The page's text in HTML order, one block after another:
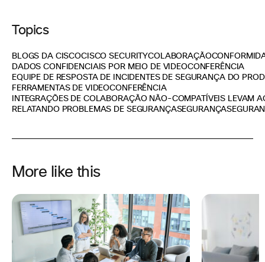
Topics
BLOGS DA CISCOCISCO SECURITYCOLABORAÇÃO
DADOS CONFIDENCIAIS POR MEIO DE VIDEOCONFERÊNCIA
EQUIPE DE RESPOSTA DE INCIDENTES DE SEGURANÇA DO
FERRAMENTAS DE VIDEOCONFERÊNCIA
INTEGRAÇÕES DE COLABORAÇÃO NÃO-COMPATÍVEIS LEVAM
RELATANDO PROBLEMAS DE SEGURANÇASEGURANÇA
More like this